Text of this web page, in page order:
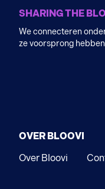
SHARING THE
We connecteren
ze voorsprong
OVER BLOOVI
Over Bloovi